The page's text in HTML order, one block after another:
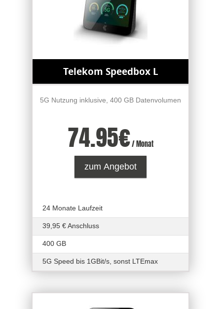
Telekom Speedbox L
5G Nutzung inklusive, 400 GB Datenvolumen
74.95€/ Monat
zum Angebot
24 Monate Laufzeit
39,95 € Anschluss
400 GB
5G Speed bis 1GBit/s, sonst LTEmax